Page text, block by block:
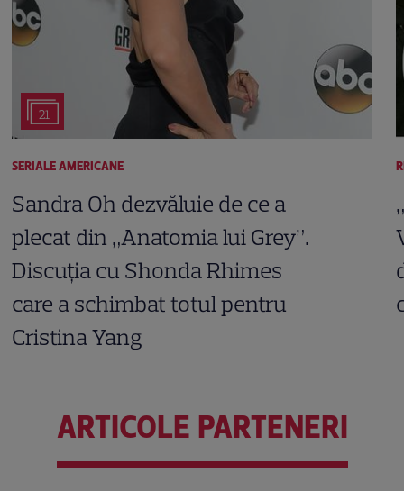
21
SERIALE AMERICANE
Sandra Oh dezvăluie de ce a
plecat din „Anatomia lui Grey”.
Discuția cu Shonda Rhimes
care a schimbat totul pentru
Cristina Yang
ARTICOLE PARTENERI